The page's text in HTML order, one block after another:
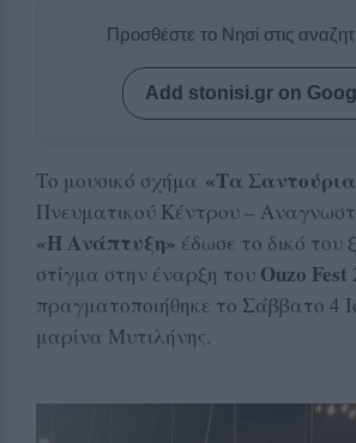
Προσθέστε το Νησί στις
Add stonisi.gr on
Το μουσικό σχήμα «Τα
Πνευματικού Κέντρου –
«Η Ανάπτυξη» έδωσε το δικό του
στίγμα στην έναρξη του Ouzo Fest
πραγματοποιήθηκε το Σάββατο 4
μαρίνα Μυτιλήνης.